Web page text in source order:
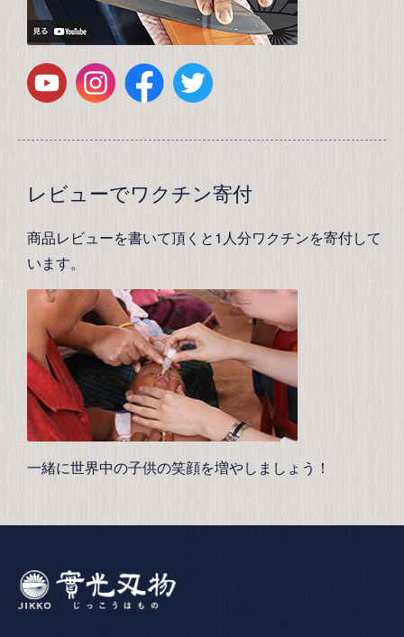
レビューでワクチン寄付
商品レビューを書いて頂くと1人分ワクチンを寄付して
います。
一緒に世界中の子供の笑顔を増やしましょう！